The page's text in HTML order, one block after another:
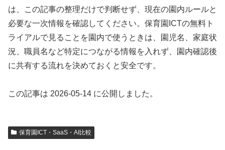
は、この記事の整理だけで判断せず、現在の園内ルールと
必要な一次情報を確認してください。保育園ICTの無料ト
ライアルで見ることを園内で使うときは、園児名、家庭状
況、職員名など特定につながる情報を入れず、園内確認後
に共有する流れを決めておくと安全です。
この記事は 2026-05-14 に公開しました。
保育園ICT・SaaS・AI比較